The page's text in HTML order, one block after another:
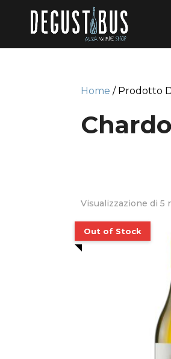
Home / Prodotto
Visualizzazione di 5